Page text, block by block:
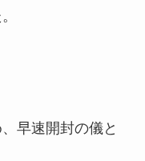
早速開封の儀と